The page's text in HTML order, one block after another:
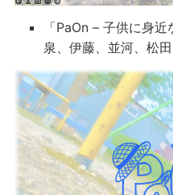
「PaOn – 子供に身
泉、伊藤、並河、松